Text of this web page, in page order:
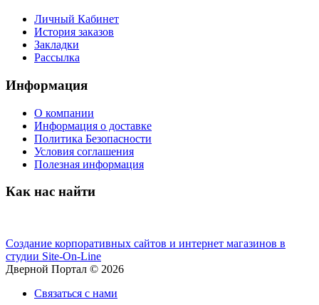
Личный Кабинет
История заказов
Закладки
Рассылка
Информация
О компании
Информация о доставке
Политика Безопасности
Условия соглашения
Полезная информация
Как нас найти
Создание корпоративных сайтов и интернет магазинов в
студии Site-On-Line
Дверной Портал © 2026
Связаться с нами